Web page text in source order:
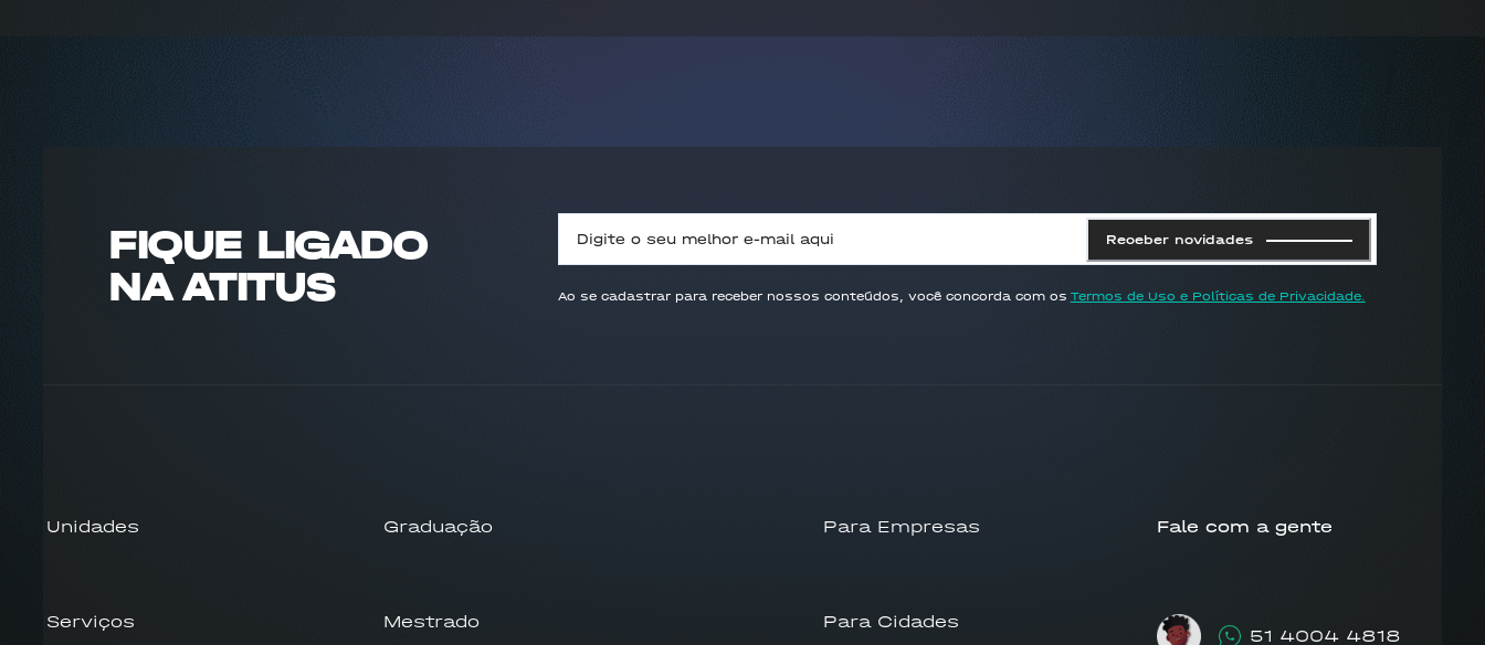
FIQUE LIGADO
NA ATITUS
Receber novidades
Ao se cadastrar para receber nossos conteúdos, você concorda com os Termos de Uso e Políticas de Privacidade.
Unidades
Serviços
Graduação
Mestrado
Para Empresas
Para Cidades
Fale com a gente
51 4004 4818